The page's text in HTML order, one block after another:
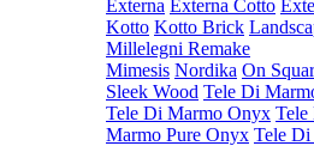
Externa Externa Cotto
Kotto Kotto Brick
Millelegni Remake
Mimesis Nordika On
Sleek Wood Tele Di
Tele Di Marmo Onyx Tele
Marmo Pure Onyx Tele Di